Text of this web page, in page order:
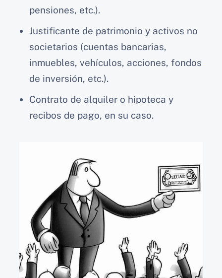
pensiones, etc.).
Justificante de patrimonio y activos no
societarios (cuentas bancarias,
inmuebles, vehículos, acciones, fondos
de inversión, etc.).
Contrato de alquiler o hipoteca y
recibos de pago, en su caso.